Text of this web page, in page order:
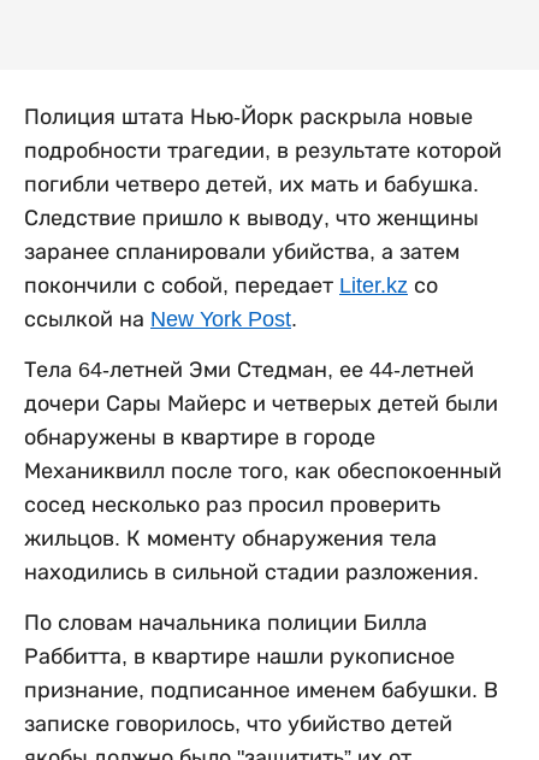
Полиция штата Нью-Йорк раскрыла новые
подробности трагедии, в результате которой
погибли четверо детей, их мать и бабушка.
Следствие пришло к выводу, что женщины
заранее спланировали убийства, а затем
покончили с собой, передает Liter.kz со
ссылкой на New York Post.
Тела 64-летней Эми Стедман, ее 44-летней
дочери Сары Майерс и четверых детей были
обнаружены в квартире в городе
Механиквилл после того, как обеспокоенный
сосед несколько раз просил проверить
жильцов. К моменту обнаружения тела
находились в сильной стадии разложения.
По словам начальника полиции Билла
Раббитта, в квартире нашли рукописное
признание, подписанное именем бабушки. В
записке говорилось, что убийство детей